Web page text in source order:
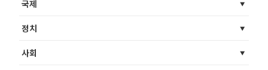
국제
정치
사회